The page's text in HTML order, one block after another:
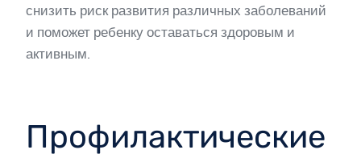
снизить риск развития различных заболеваний
и поможет ребенку оставаться здоровым и
активным.
Профилактические